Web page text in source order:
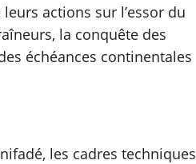
actions sur l’essor du
la conquête des
échéances continentales
les cadres techniques